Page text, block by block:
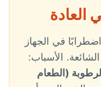
العادة
في الجهاز
الأسباب:
(الطعام